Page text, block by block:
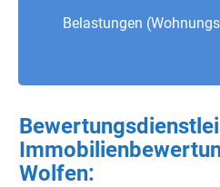
Belastungen
Wolfen: